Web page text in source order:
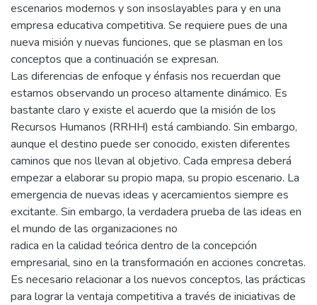
escenarios modernos y son insoslayables para y en una
empresa educativa competitiva. Se requiere pues de una
nueva misión y nuevas funciones, que se plasman en los
conceptos que a continuación se expresan.
Las diferencias de enfoque y énfasis nos recuerdan que
estamos observando un proceso altamente dinámico. Es
bastante claro y existe el acuerdo que la misión de los
Recursos Humanos (RRHH) está cambiando. Sin embargo,
aunque el destino puede ser conocido, existen diferentes
caminos que nos llevan al objetivo. Cada empresa deberá
empezar a elaborar su propio mapa, su propio escenario. La
emergencia de nuevas ideas y acercamientos siempre es
excitante. Sin embargo, la verdadera prueba de las ideas en
el mundo de las organizaciones no
radica en la calidad teórica dentro de la concepción
empresarial, sino en la transformación en acciones concretas.
Es necesario relacionar a los nuevos conceptos, las prácticas
para lograr la ventaja competitiva a través de iniciativas de